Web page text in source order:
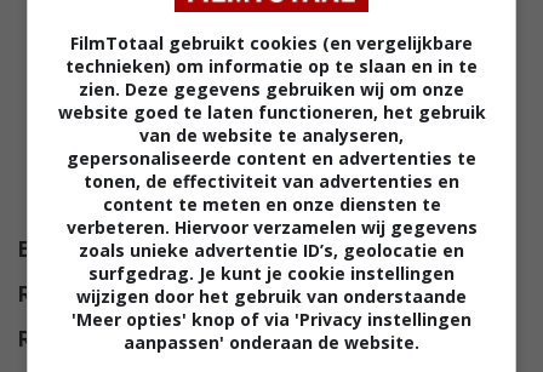
Anton Yelchin,Addison Timlin
Gugu Mbatha-Raw,Casey
Messer,Nico Tortorella,Ashley
Sommers,Matthew Page ,
Barney Lanning,Kyle McKeever
Carmen Corley,Maisha Diatta
Jack Justice,Robin Lanning
Budget
$ 27.000.000
Release
16.04.2013
Release DVD
13.05.2014
FilmTotaal gebruikt cookies (en vergelijkbare
technieken) om informatie op te slaan en in te
zien. Deze gegevens gebruiken wij om onze
website goed te laten functioneren, het gebruik
van de website te analyseren,
gepersonaliseerde content en advertenties te
tonen, de effectiviteit van advertenties en
content te meten en onze diensten te
verbeteren. Hiervoor verzamelen wij gegevens
zoals unieke advertentie ID’s, geolocatie en
surfgedrag. Je kunt je cookie instellingen
wijzigen door het gebruik van onderstaande
'Meer opties' knop of via 'Privacy instellingen
aanpassen' onderaan de website.